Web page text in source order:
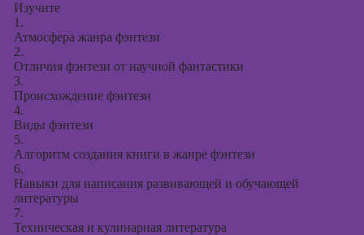
Изучите
1.
Атмосфера жанра фэнтези
2.
Отличия фэнтези от научной фантастики
3.
Происхождение фэнтези
4.
Виды фэнтези
5.
Алгоритм создания книги в жанре фэнтези
6.
Навыки для написания развивающей и обучающей
литературы
7.
Техническая и кулинарная литература